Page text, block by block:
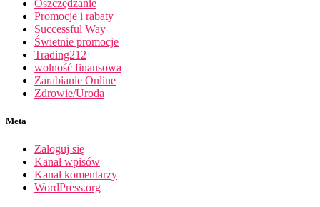
Oszczędzanie
Promocje i rabaty
Successful Way
Świetnie promocje
Trading212
wolność finansowa
Zarabianie Online
Zdrowie/Uroda
Meta
Zaloguj się
Kanał wpisów
Kanał komentarzy
WordPress.org